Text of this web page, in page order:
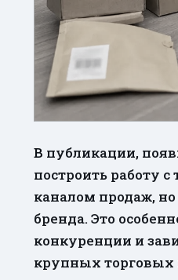
В публикации, появившейся 19 мая, речь идет о том, как
построить работу
каналом продаж, но
бренда. Это
конкуренции и
крупных торговых